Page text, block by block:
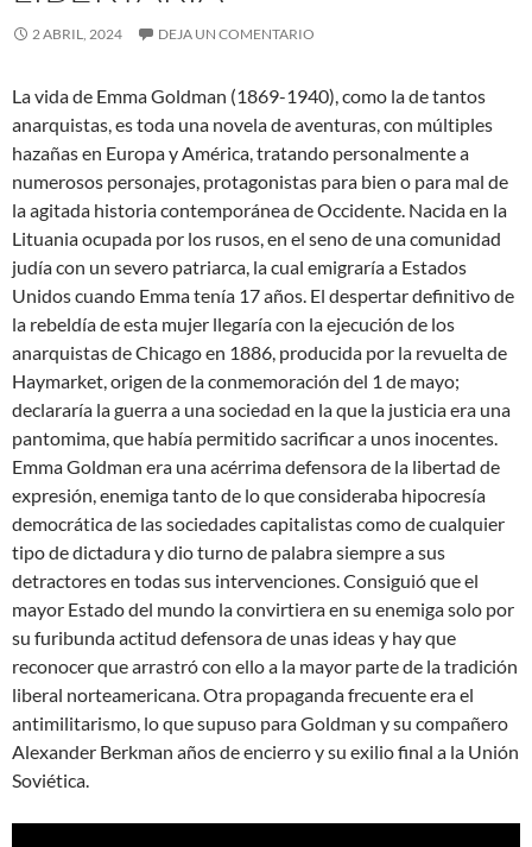
2 ABRIL, 2024 DEJA UN COMENTARIO
La vida de Emma Goldman (1869-1940), como la de tantos
anarquistas, es toda una novela de aventuras, con múltiples
hazañas en Europa y América, tratando personalmente a
numerosos personajes, protagonistas para bien o para mal de
la agitada historia contemporánea de Occidente. Nacida en la
Lituania ocupada por los rusos, en el seno de una comunidad
judía con un severo patriarca, la cual emigraría a Estados
Unidos cuando Emma tenía 17 años. El despertar definitivo de
la rebeldía de esta mujer llegaría con la ejecución de los
anarquistas de Chicago en 1886, producida por la revuelta de
Haymarket, origen de la conmemoración del 1 de mayo;
declararía la guerra a una sociedad en la que la justicia era una
pantomima, que había permitido sacrificar a unos inocentes.
Emma Goldman era una acérrima defensora de la libertad de
expresión, enemiga tanto de lo que consideraba hipocresía
democrática de las sociedades capitalistas como de cualquier
tipo de dictadura y dio turno de palabra siempre a sus
detractores en todas sus intervenciones. Consiguió que el
mayor Estado del mundo la convirtiera en su enemiga solo por
su furibunda actitud defensora de unas ideas y hay que
reconocer que arrastró con ello a la mayor parte de la tradición
liberal norteamericana. Otra propaganda frecuente era el
antimilitarismo, lo que supuso para Goldman y su compañero
Alexander Berkman años de encierro y su exilio final a la Unión
Soviética.